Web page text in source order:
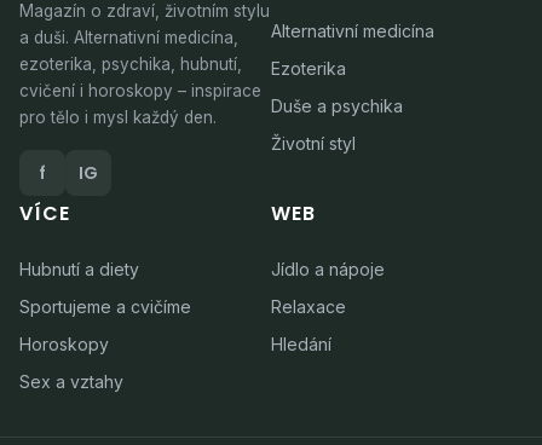
Magazín o zdraví, životním stylu
a duši. Alternativní medicína,
ezoterika, psychika, hubnutí,
cvičení i horoskopy – inspirace
pro tělo i mysl každý den.
f IG
Alternativní medicína
Ezoterika
Duše a psychika
Životní styl
VÍCE
Hubnutí a diety
Sportujeme a cvičíme
Horoskopy
Sex a vztahy
WEB
Jídlo a nápoje
Relaxace
Hledání